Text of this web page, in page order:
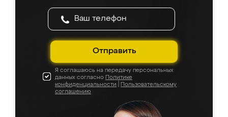
Отправить
Я соглашаюсь на передачу персональных
данных согласно Политике
конфиденциальности
Пользовательскому
соглашению